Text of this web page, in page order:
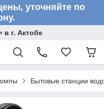
уточняйте по
г. Актобе
Бытовые станции